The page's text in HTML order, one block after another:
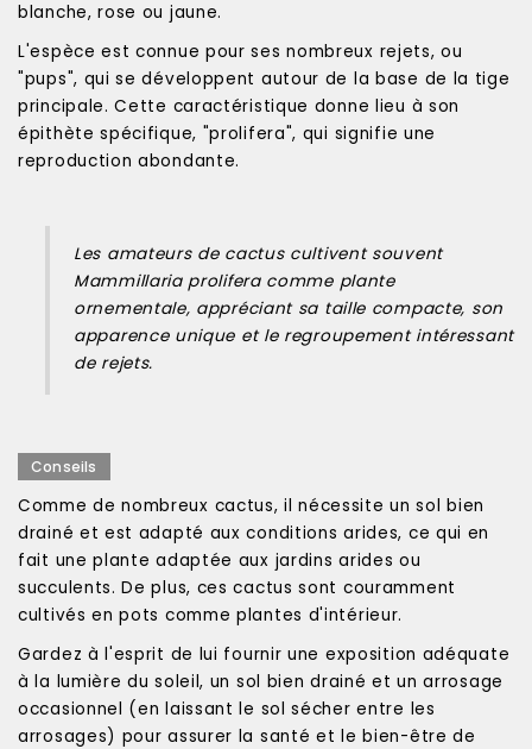
blanche, rose ou jaune.
L'espèce est connue pour ses nombreux rejets, ou
"pups", qui se développent autour de la base de la tige
principale. Cette caractéristique donne lieu à son
épithète spécifique, "prolifera", qui signifie une
reproduction abondante.
Les amateurs de cactus cultivent souvent
Mammillaria prolifera comme plante
ornementale, appréciant sa taille compacte, son
apparence unique et le regroupement intéressant
de rejets.
Conseils
Comme de nombreux cactus, il nécessite un sol bien
drainé et est adapté aux conditions arides, ce qui en
fait une plante adaptée aux jardins arides ou
succulents. De plus, ces cactus sont couramment
cultivés en pots comme plantes d'intérieur.
Gardez à l'esprit de lui fournir une exposition adéquate
à la lumière du soleil, un sol bien drainé et un arrosage
occasionnel (en laissant le sol sécher entre les
arrosages) pour assurer la santé et le bien-être de